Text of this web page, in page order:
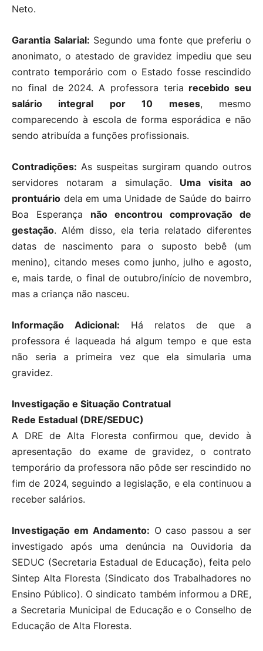
Neto.
Garantia Salarial: Segundo uma fonte que preferiu o
anonimato, o atestado de gravidez impediu que seu
contrato temporário com o Estado fosse rescindido
no final de 2024. A professora teria recebido seu
salário integral por 10 meses, mesmo
comparecendo à escola de forma esporádica e não
sendo atribuída a funções profissionais.
Contradições: As suspeitas surgiram quando outros
servidores notaram a simulação. Uma visita ao
prontuário dela em uma Unidade de Saúde do bairro
Boa Esperança não encontrou comprovação de
gestação. Além disso, ela teria relatado diferentes
datas de nascimento para o suposto bebê (um
menino), citando meses como junho, julho e agosto,
e, mais tarde, o final de outubro/início de novembro,
mas a criança não nasceu.
Informação Adicional: Há relatos de que a
professora é laqueada há algum tempo e que esta
não seria a primeira vez que ela simularia uma
gravidez.
Investigação e Situação Contratual
Rede Estadual (DRE/SEDUC)
A DRE de Alta Floresta confirmou que, devido à
apresentação do exame de gravidez, o contrato
temporário da professora não pôde ser rescindido no
fim de 2024, seguindo a legislação, e ela continuou a
receber salários.
Investigação em Andamento: O caso passou a ser
investigado após uma denúncia na Ouvidoria da
SEDUC (Secretaria Estadual de Educação), feita pelo
Sintep Alta Floresta (Sindicato dos Trabalhadores no
Ensino Público). O sindicato também informou a DRE,
a Secretaria Municipal de Educação e o Conselho de
Educação de Alta Floresta.